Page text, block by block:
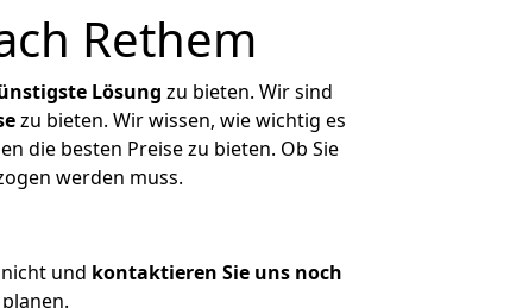
Rethem
Lösung zu bieten. Wir sind
zu bieten. Wir wissen, wie wichtig es
die besten Preise zu bieten. Ob Sie
werden muss.
und kontaktieren Sie uns noch